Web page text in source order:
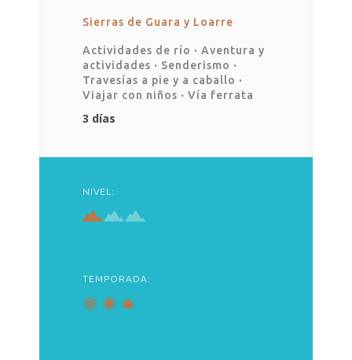
Sierras de Guara y Loarre
Actividades de río · Aventura y
actividades · Senderismo ·
Travesías a pie y a caballo ·
Viajar con niños · Vía ferrata
3 días
NIVEL:
TEMPORADA: